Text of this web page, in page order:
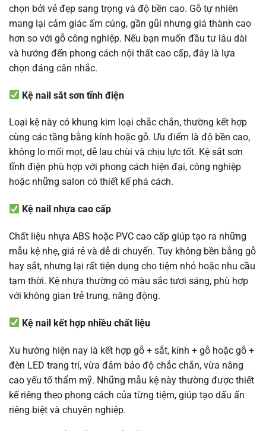
chọn bởi vẻ đẹp sang trọng và độ bền cao. Gỗ tự nhiên
mang lại cảm giác ấm cúng, gần gũi nhưng giá thành cao
hơn so với gỗ công nghiệp. Nếu bạn muốn đầu tư lâu dài
và hướng đến phong cách nội thất cao cấp, đây là lựa
chọn đáng cân nhắc.
Kệ nail sắt sơn tĩnh điện
Loại kệ này có khung kim loại chắc chắn, thường kết hợp
cùng các tầng bằng kính hoặc gỗ. Ưu điểm là độ bền cao,
không lo mối mọt, dễ lau chùi và chịu lực tốt. Kệ sắt sơn
tĩnh điện phù hợp với phong cách hiện đại, công nghiệp
hoặc những salon có thiết kế phá cách.
Kệ nail nhựa cao cấp
Chất liệu nhựa ABS hoặc PVC cao cấp giúp tạo ra những
mẫu kệ nhẹ, giá rẻ và dễ di chuyển. Tuy không bền bằng gỗ
hay sắt, nhưng lại rất tiện dụng cho tiệm nhỏ hoặc nhu cầu
tạm thời. Kệ nhựa thường có màu sắc tươi sáng, phù hợp
với không gian trẻ trung, năng động.
Kệ nail kết hợp nhiều chất liệu
Xu hướng hiện nay là kết hợp gỗ + sắt, kính + gỗ hoặc gỗ +
đèn LED trang trí, vừa đảm bảo độ chắc chắn, vừa nâng
cao yếu tố thẩm mỹ. Những mẫu kệ này thường được thiết
kế riêng theo phong cách của từng tiệm, giúp tạo dấu ấn
riêng biệt và chuyên nghiệp.